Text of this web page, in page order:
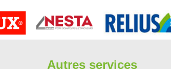
Sainte Genevieve Des Bois dans le
Autres services